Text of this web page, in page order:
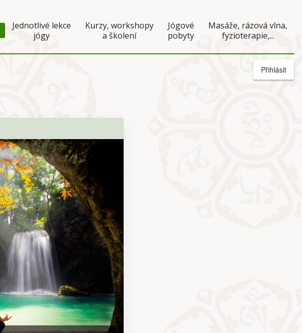
Jednotlivé lekce
jógy
Kurzy, workshopy
a školení
Jógové
pobyty
Masáže, rázová vlna,
fyzioterapie,...
Přihlásit